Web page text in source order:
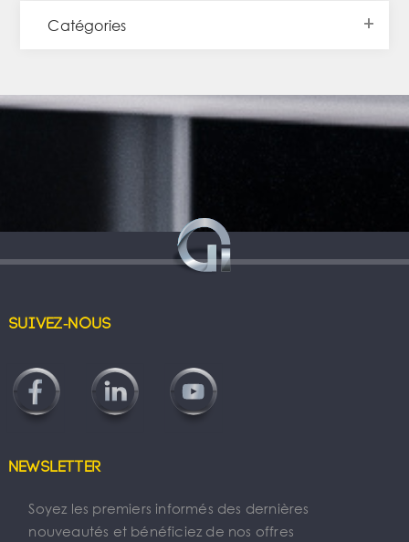
Catégories
Suivez-nous
Newsletter
Soyez les premiers informés des dernières
nouveautés et bénéficiez de nos offres